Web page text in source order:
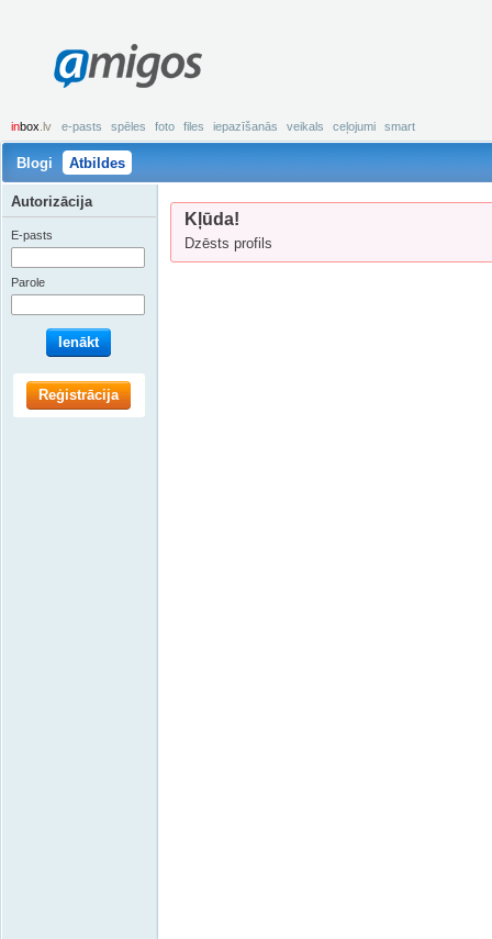
amigos
inbox .lv e-pasts spēles foto files iepazīšanās veikals ceļojumi smart
Blogi Atbildes
Kļūda!
Dzēsts profils
Autorizācija
E-pasts
Parole
Ienākt
Reģistrācija